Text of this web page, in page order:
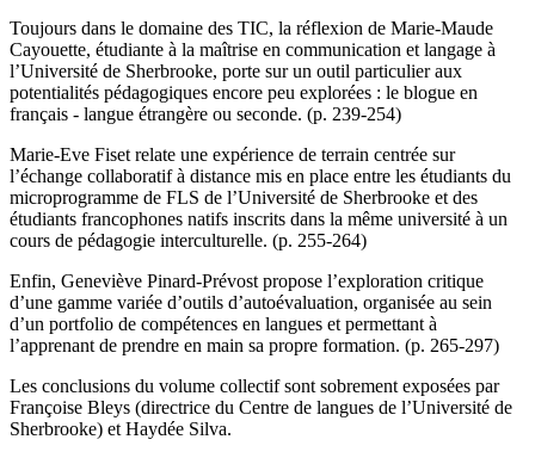
Toujours dans le domaine des TIC, la réflexion de Marie-Maude
Cayouette, étudiante à la maîtrise en communication et langage à
l’Université de Sherbrooke, porte sur un outil particulier aux
potentialités pédagogiques encore peu explorées : le blogue en
français - langue étrangère ou seconde. (p. 239-254)
Marie-Eve Fiset relate une expérience de terrain centrée sur
l’échange collaboratif à distance mis en place entre les étudiants du
microprogramme de FLS de l’Université de Sherbrooke et des
étudiants francophones natifs inscrits dans la même université à un
cours de pédagogie interculturelle. (p. 255-264)
Enfin, Geneviève Pinard-Prévost propose l’exploration critique
d’une gamme variée d’outils d’autoévaluation, organisée au sein
d’un portfolio de compétences en langues et permettant à
l’apprenant de prendre en main sa propre formation. (p. 265-297)
Les conclusions du volume collectif sont sobrement exposées par
Françoise Bleys (directrice du Centre de langues de l’Université de
Sherbrooke) et Haydée Silva.